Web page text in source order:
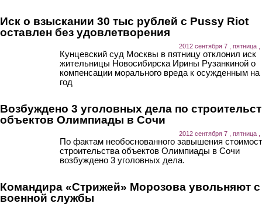
Иск о взыскании 30 тыс рублей с Pussy Riot
оставлен без удовлетворения
2012 сентября 7 , пятница ,
Кунцевский суд Москвы в пятницу отклонил иск
жительницы Новосибирска Ирины Рузанкиной о
компенсации морального вреда к осужденным на
год
Возбуждено 3 уголовных дела по
объектов Олимпиады в Сочи
2012 сентября 7 , пятница ,
По фактам необоснованного завышения
строительства объектов Олимпиады в Сочи
возбуждено 3 уголовных дела.
Командира «Стрижей» Морозова увольняют с
военной службы